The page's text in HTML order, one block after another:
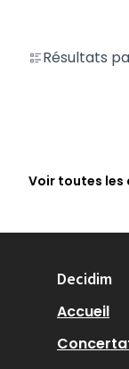
Résultats
Voir toutes
Decidim
Accueil